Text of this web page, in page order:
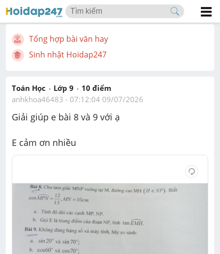
Tổng hợp bài văn hay
Sinh nhật Hoidap247
Toán Học Lớp 9 10 điểm
anhkhoa46483 - 07:12:04 09/07/2026
Giải giúp e bài 8 và 9 với ạ
E cảm ơn nhiều